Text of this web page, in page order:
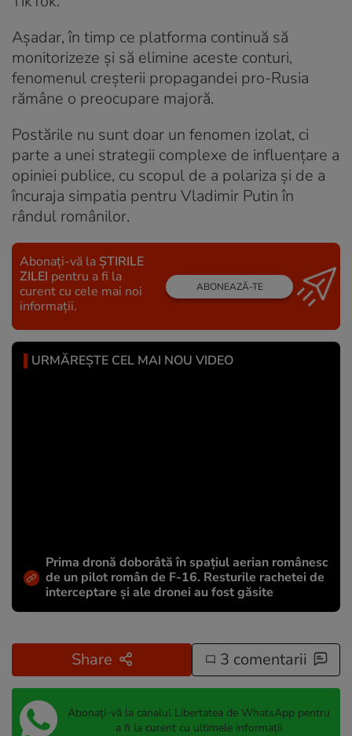
Așadar, în timp ce platforma continuă să
monitorizeze și să elimine aceste conturi,
fenomenul creșterii propagandei pro-Rusia
rămâne o preocupare majoră.
Postările nu sunt doar un fenomen izolat, ci
parte a unei strategii complexe de influențare a
opiniei publice, cu scopul de a polariza și de a
încuraja simpatia pentru Vladimir Putin în
rândul românilor.
Abonați-vă la ȘTIRILE
ZILEI pentru a fi la
curent cu cele mai noi
informații.
ABONEAZĂ-TE
URMĂREȘTE CEL MAI NOU VIDEO
Prima dronă doborâtă în spațiul aerian românesc
de un pilot român de F-16. Resturile rachetei de
interceptare și ale dronei au fost găsite
Share 3 comentarii
Abonați-vă la canalul Libertatea de WhatsApp pentru
a fi la curent cu ultimele informații